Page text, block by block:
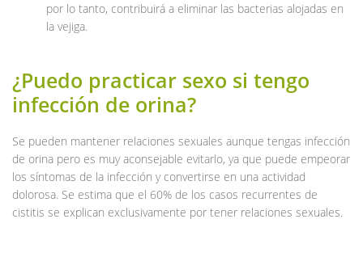
por lo tanto, contribuirá a eliminar las bacterias alojadas en
la vejiga.
¿Puedo practicar sexo si tengo
infección de orina?
Se pueden mantener relaciones sexuales aunque tengas infección
de orina pero es muy aconsejable evitarlo, ya que puede empeorar
los síntomas de la infección y convertirse en una actividad
dolorosa. Se estima que el 60% de los casos recurrentes de
cistitis se explican exclusivamente por tener relaciones sexuales.